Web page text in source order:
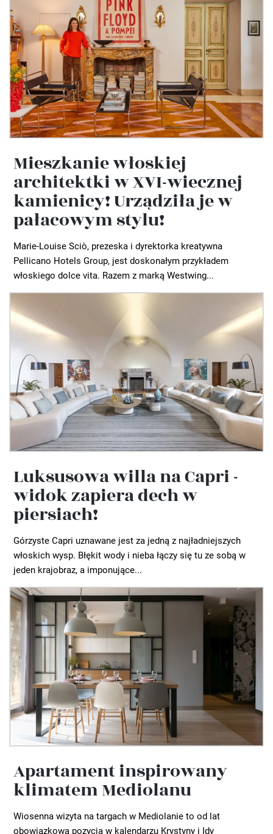
Mieszkanie włoskiej
architektki w XVI-wiecznej
kamienicy! Urządziła je w
pałacowym stylu!
Marie-Louise Sciò, prezeska i dyrektorka kreatywna
Pellicano Hotels Group, jest doskonałym przykładem
włoskiego dolce vita. Razem z marką Westwing...
Luksusowa willa na Capri -
widok zapiera dech w
piersiach!
Górzyste Capri uznawane jest za jedną z najładniejszych
włoskich wysp. Błękit wody i nieba łączy się tu ze sobą w
jeden krajobraz, a imponujące...
Apartament inspirowany
klimatem Mediolanu
Wiosenna wizyta na targach w Mediolanie to od lat
obowiązkowa pozycja w kalendarzu Krystyny i Idy